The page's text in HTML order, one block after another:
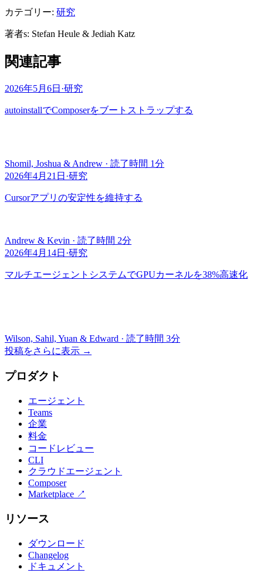
カテゴリー: 研究
著者s: Stefan Heule & Jediah Katz
関連記事
2026年5月6日 ·研究
autoinstallでComposerをブートストラップする
Shomil, Joshua & Andrew · 読了時間 1分
2026年4月21日 ·研究
Cursorアプリの安定性を維持する
Andrew & Kevin · 読了時間 2分
2026年4月14日 ·研究
マルチエージェントシステムでGPUカーネルを38%高速化
Wilson, Sahil, Yuan & Edward · 読了時間 3分
投稿をさらに表示 →
プロダクト
エージェント
Teams
企業
料金
コードレビュー
CLI
クラウドエージェント
Composer
Marketplace ↗
リソース
ダウンロード
Changelog
ドキュメント